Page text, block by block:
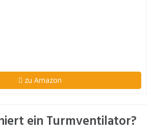
zu Amazon
ein Turmventilator?